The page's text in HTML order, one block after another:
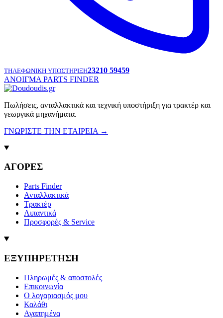
ΤΗΛΕΦΩΝΙΚΗ ΥΠΟΣΤΗΡΙΞΗ23210 59459
ΑΝΟΙΓΜΑ PARTS FINDER
Πωλήσεις, ανταλλακτικά και τεχνική υποστήριξη για τρακτέρ και
γεωργικά μηχανήματα.
ΓΝΩΡΙΣΤΕ ΤΗΝ ΕΤΑΙΡΕΙΑ →
ΑΓΟΡΕΣ
Parts Finder
Ανταλλακτικά
Τρακτέρ
Λιπαντικά
Προσφορές & Service
ΕΞΥΠΗΡΕΤΗΣΗ
Πληρωμές & αποστολές
Επικοινωνία
Ο λογαριασμός μου
Καλάθι
Αγαπημένα